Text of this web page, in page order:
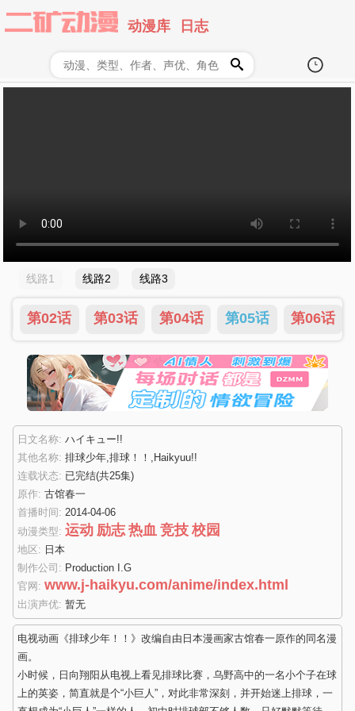
动漫库 日志
线路1 线路2 线路3
第02话 第03话 第04话 第05话 第06话
日文名称: ハイキュー!!
其他名称: 排球少年,排球！！,Haikyuu!!
连载状态: 已完结(共25集)
原作: 古馆春一
首播时间: 2014-04-06
动漫类型: 运动 励志 热血 竞技 校园
地区: 日本
制作公司: Production I.G
官网: www.j-haikyu.com/anime/index.html
出演声优: 暂无
电视动画《排球少年！！》改编自由日本漫画家古馆春一原作的同名漫
画。
小时候，日向翔阳从电视上看见排球比赛，乌野高中的一名小个子在球
上的英姿，简直就是个“小巨人”，对此非常深刻，并开始迷上排球，一